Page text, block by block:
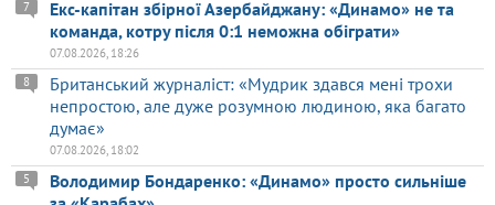
Екс-капітан збірної Азербайджану: «Динамо» не та
команда, котру після 0:1 неможна обіграти»
7
07.08.2026, 18:26
Британський журналіст: «Мудрик здався мені трохи
непростою, але дуже розумною людиною, яка багато
думає»
8
07.08.2026, 18:02
Володимир Бондаренко: «Динамо» просто сильніше
5